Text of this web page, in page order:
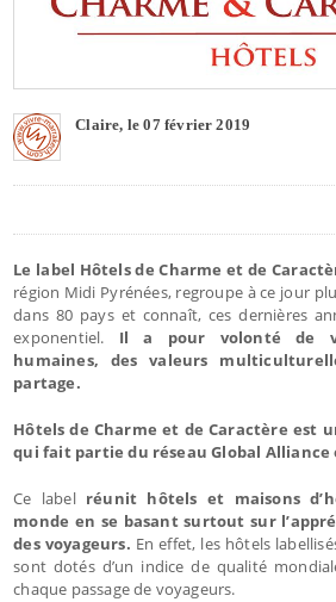
Claire, le 07 février 2019
Le label Hôtels de Charme et de
région Midi Pyrénées, regroupe à ce jour
dans 80 pays et connaît, ces dernières
exponentiel. Il a pour volonté de
humaines, des valeurs
partage.
Hôtels de Charme et de Caractère est
qui fait partie du réseau Global Alliance
Ce label réunit hôtels et maisons
monde en se basant surtout sur
des voyageurs. En effet, les hôtels
sont dotés d’un indice de qualité
chaque passage de voyageurs.